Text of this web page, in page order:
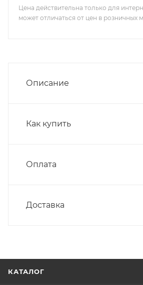
Цена действительна только для
может отличаться от цен в розничных
Описание
Как купить
Оплата
Доставка
КАТАЛОГ